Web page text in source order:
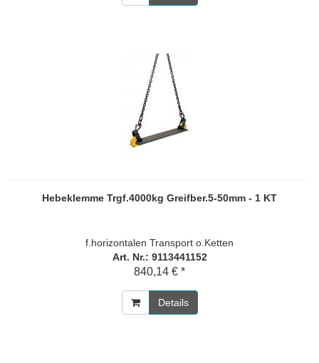
Hebeklemme Trgf.4000kg Greifber.5-50mm - 1 KT
f.horizontalen Transport o.Ketten
Art. Nr.: 9113441152
840,14 € *
Details